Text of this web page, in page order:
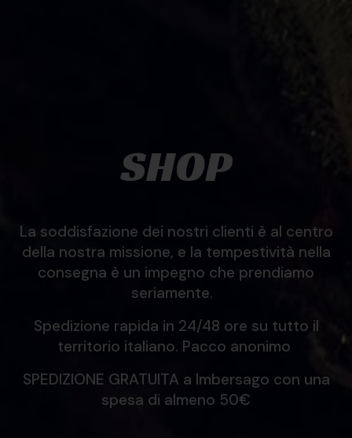
SHOP
La soddisfazione dei nostri clienti è al centro
della nostra missione, e la tempestività nella
consegna è un impegno che prendiamo
seriamente.
Spedizione rapida in 24/48 ore su tutto il
territorio italiano. Pacco anonimo
SPEDIZIONE GRATUITA a Imbersago con una
spesa di almeno 50€